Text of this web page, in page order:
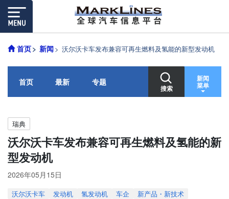
首页 新闻 沃尔沃卡车发布兼容可再生燃料及氢能的新型发动机
首页 最新 专题
搜索
新闻
菜单
瑞典
沃尔沃卡车发布兼容可再生燃料及氢能的新
型发动机
2026年05月15日
沃尔沃卡车 发动机 氢发动机 车企
新产品・新技术